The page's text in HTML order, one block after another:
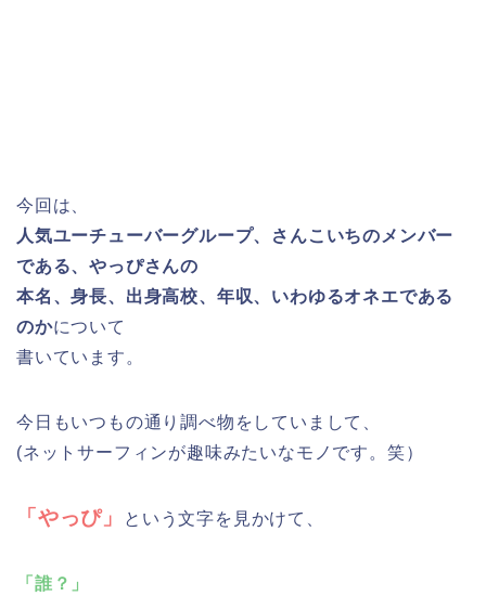
今回は、
人気ユーチューバーグループ、さんこいちのメンバー
である、やっぴさんの
本名、身長、出身高校、年収、いわゆるオネエである
のかについて
書いています。
今日もいつもの通り調べ物をしていまして、
(ネットサーフィンが趣味みたいなモノです。笑）
「やっぴ」 という文字を見かけて、
「誰？」